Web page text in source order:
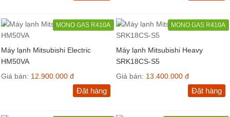
MONO GAS R410A
Máy lạnh Mitsubishi Electric
HM50VA
Giá bán: 12.900.000 đ
Đặt hàng
MONO GAS R410A
Máy lạnh Mitsubishi Heavy
SRK18CS-S5
Giá bán: 13.400.000 đ
Đặt hàng